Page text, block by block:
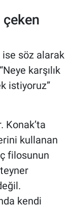
çeken
ise söz alarak
karşılık
istiyoruz”
Konak’ta
kullanan
filosunun
kendi